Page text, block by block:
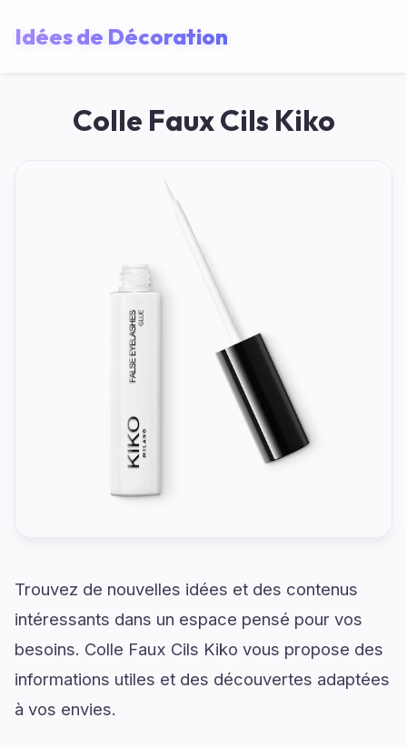
Idées de Décoration
Colle Faux Cils Kiko
Trouvez de nouvelles idées et des contenus
intéressants dans un espace pensé pour vos
besoins. Colle Faux Cils Kiko vous propose des
informations utiles et des découvertes adaptées
à vos envies.